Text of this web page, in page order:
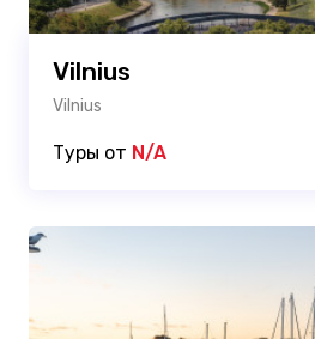
Vilnius
Vilnius
Туры от N/A